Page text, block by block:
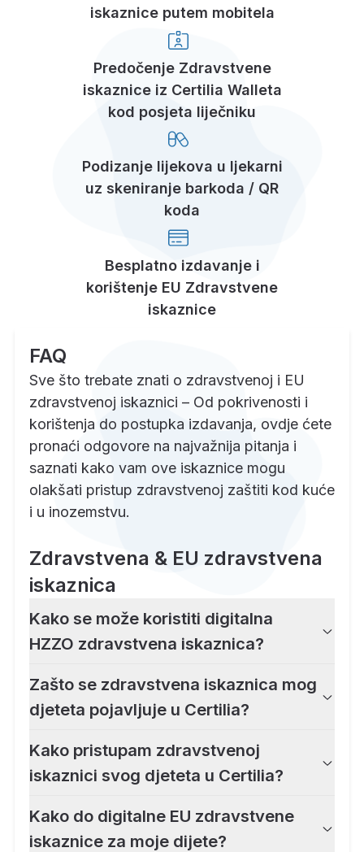
iskaznice putem mobitela
Predočenje Zdravstvene
iskaznice iz Certilia Walleta
kod posjeta liječniku
Podizanje lijekova u ljekarni
uz skeniranje barkoda / QR
koda
Besplatno izdavanje i
korištenje EU Zdravstvene
iskaznice
FAQ
Sve što trebate znati o zdravstvenoj i EU
zdravstvenoj iskaznici – Od pokrivenosti i
korištenja do postupka izdavanja, ovdje ćete
pronaći odgovore na najvažnija pitanja i
saznati kako vam ove iskaznice mogu
olakšati pristup zdravstvenoj zaštiti kod kuće
i u inozemstvu.
Zdravstvena & EU zdravstvena
iskaznica
Kako se može koristiti digitalna
HZZO zdravstvena iskaznica?
Zašto se zdravstvena iskaznica mog
djeteta pojavljuje u Certilia?
Kako pristupam zdravstvenoj
iskaznici svog djeteta u Certilia?
Kako do digitalne EU zdravstvene
iskaznice za moje dijete?